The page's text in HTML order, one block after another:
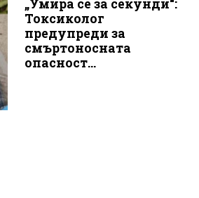
„Умира се за секунди“:
Токсиколог
предупреди за
смъртоносната
опасност...